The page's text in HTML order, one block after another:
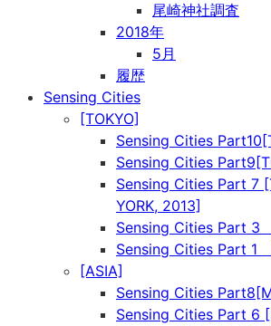
尾崎神社調査
2018年
5月
履歴
Sensing Cities
[TOKYO]
Sensing Cities
Sensing Cities
Sensing Cities Part 7
YORK, 2013]
Sensing Cities Part 3
Sensing Cities Part 1
[ASIA]
Sensing Cities
Sensing Cities Part 6